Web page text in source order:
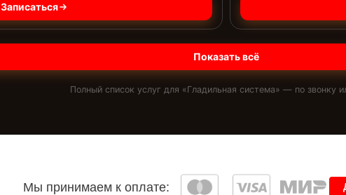
Записаться
Показать всё
Полный список услуг для «Гладильная система» — по звонку
Мы принимаем к оплате: